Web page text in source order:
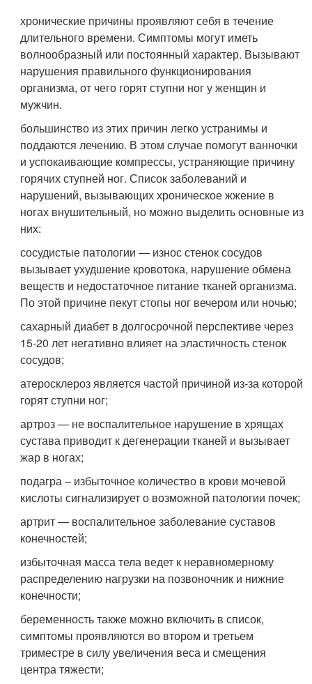
хронические причины проявляют себя в течение
длительного времени. Симптомы могут иметь
волнообразный или постоянный характер. Вызывают
нарушения правильного функционирования
организма, от чего горят ступни ног у женщин и
мужчин.
большинство из этих причин легко устранимы и
поддаются лечению. В этом случае помогут ванночки
и успокаивающие компрессы, устраняющие причину
горячих ступней ног. Список заболеваний и
нарушений, вызывающих хроническое жжение в
ногах внушительный, но можно выделить основные из
них:
сосудистые патологии — износ стенок сосудов
вызывает ухудшение кровотока, нарушение обмена
веществ и недостаточное питание тканей организма.
По этой причине пекут стопы ног вечером или ночью;
сахарный диабет в долгосрочной перспективе через
15-20 лет негативно влияет на эластичность стенок
сосудов;
атеросклероз является частой причиной из-за которой
горят ступни ног;
артроз — не воспалительное нарушение в хрящах
сустава приводит к дегенерации тканей и вызывает
жар в ногах;
подагра – избыточное количество в крови мочевой
кислоты сигнализирует о возможной патологии почек;
артрит — воспалительное заболевание суставов
конечностей;
избыточная масса тела ведет к неравномерному
распределению нагрузки на позвоночник и нижние
конечности;
беременность также можно включить в список,
симптомы проявляются во втором и третьем
триместре в силу увеличения веса и смещения
центра тяжести;